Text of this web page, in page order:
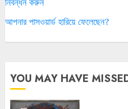
আপনার পাসওয়ার্ড হারিয়ে ফেলেছেন?
YOU MAY HAVE